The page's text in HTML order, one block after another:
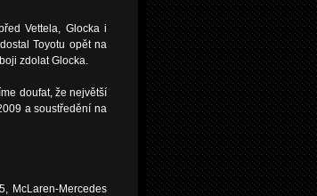
Vettela, Glocka i
Toyotu opět na
zdolat Glocka.
doufat, že největší
a soustředění na
McLaren-Mercedes